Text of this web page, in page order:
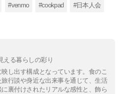
#venmo #cookpad #日本人会
える暮らしの彩り
し出す構成となっています。食のこ
行談や身近な出来事を通じて、生活
裏付けされたリアルな感性と、飾ら